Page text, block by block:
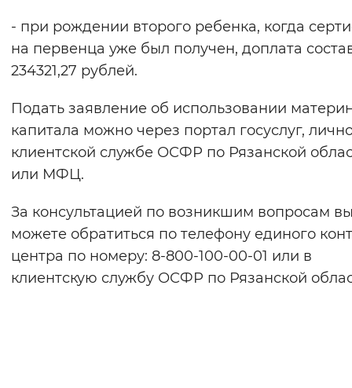
- при рождении второго ребенка, когда
на первенца уже был получен, доплата
234321,27 рублей.
Подать заявление об использовании
капитала можно через портал госуслуг,
клиентской службе ОСФР по Рязанской
или МФЦ.
За консультацией по возникшим вопросам
можете обратиться по телефону единого
центра по номеру: 8-800-100-00-01 или в
клиентскую службу ОСФР по Рязанской